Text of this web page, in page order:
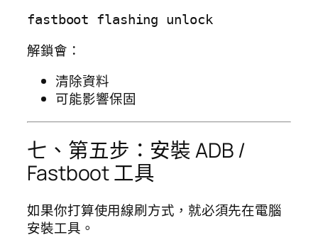
fastboot flashing unlock
解鎖會：
清除資料
可能影響保固
七、第五步：安裝 ADB /
Fastboot 工具
如果你打算使用線刷方式，就必須先在電腦
安裝工具。